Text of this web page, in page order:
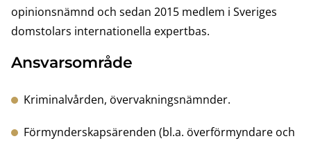
opinionsnämnd och sedan 2015 medlem i Sveriges
domstolars internationella expertbas.
Ansvarsområde
Kriminalvården, övervakningsnämnder.
Förmynderskapsärenden (bl.a. överförmyndare och